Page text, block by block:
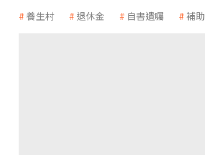
養生村 退休金 自書遺囑 補助